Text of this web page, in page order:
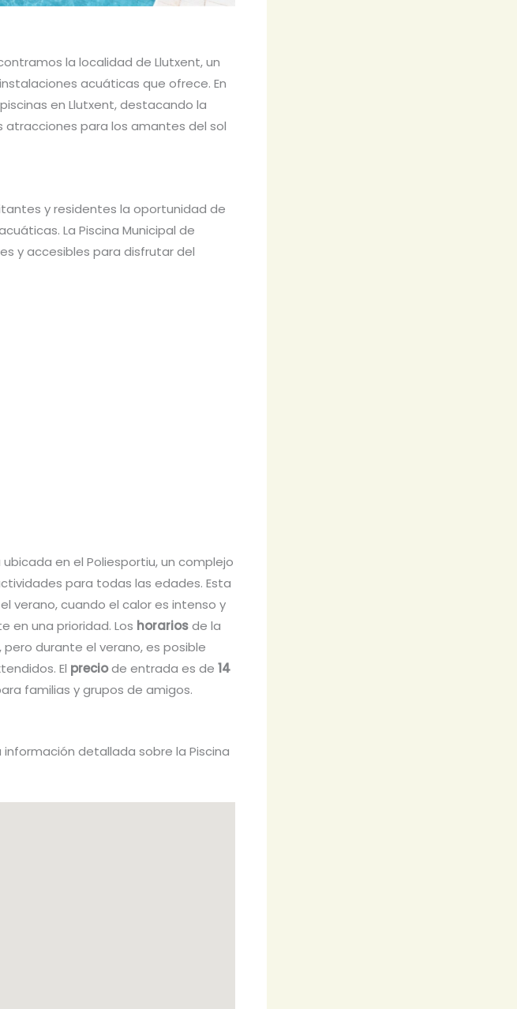
la localidad de Llutxent, un
acuáticas que ofrece. En
en Llutxent, destacando la
atracciones para los amantes del sol
y residentes la oportunidad de
La Piscina Municipal de
y accesibles para disfrutar del
en el Poliesportiu, un complejo
para todas las edades. Esta
verano, cuando el calor es intenso y
en una prioridad. Los horariosde la
durante el verano, es posible
El preciode entrada es de 14
familias y grupos de amigos.
detallada sobre la Piscina